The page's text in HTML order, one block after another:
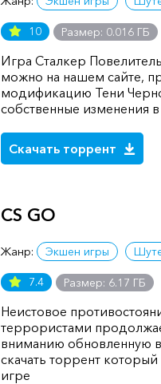
10 Размер: 0.016 ГБ
Игра Сталкер
можно на нашем сайте,
модификацию Тени
собственные изменения
Скачать торрент
CS GO
Жанр: Экшен игры
7.4 Размер: 6.17 ГБ
Неистовое
террористами
вниманию обновленную
скачать торрент
игре